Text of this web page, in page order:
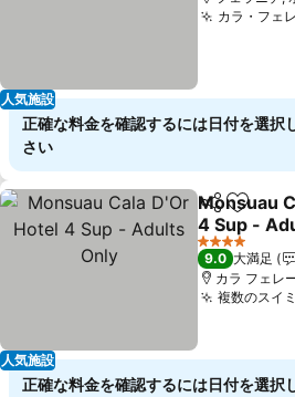
人気施設
カラ・フェ
正確な料金を確認するには日付を選択
さい
人気施設
シェアお気に
Monsuau
4 Sup -
4 ホテルのランク
9.0 大満足
カラ フェレ
複数のスイ
正確な料金を確認するには日付を選択